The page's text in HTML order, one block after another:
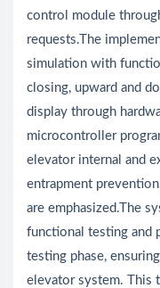
control module
requests.The
simulation with
closing, upward and
display through
microcontroller
elevator internal and
entrapment
are emphasized.The
functional testing and
testing phase,
elevator system. This